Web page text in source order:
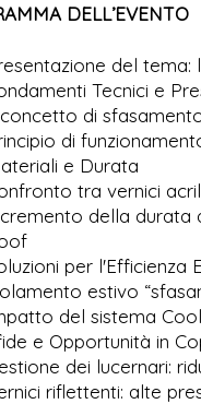
DELL’EVENTO
del
Tecnici e
di
di
e Durata
tra vernici
della durata
per l'Efficienza
estivo
del sistema
e Opportunità in
dei lucernari:
riflettenti: alte